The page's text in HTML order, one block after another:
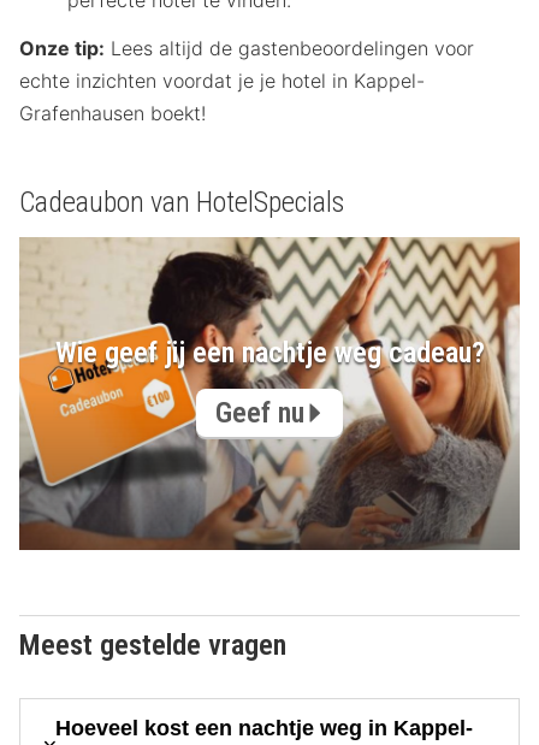
Onze tip: Lees altijd de gastenbeoordelingen voor
echte inzichten voordat je je hotel in Kappel-
Grafenhausen boekt!
Cadeaubon van HotelSpecials
Wie geef jij een nachtje weg cadeau?
Geef nu
Meest gestelde vragen
Hoeveel kost een nachtje weg in Kappel-